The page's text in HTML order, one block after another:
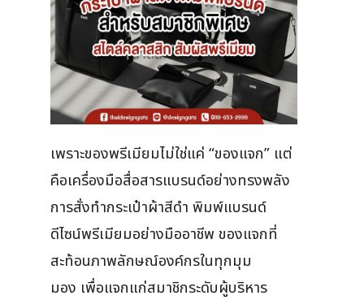
เพราะของพรีเมียมไม่ใช่แค่ “ของแจก” แต่
คือเครื่องมือสื่อสารแบรนด์อย่างทรงพลัง
การสั่งทำกระเป๋าผ้าสีดำ พิมพ์แบรนด์
ดีไซน์พรีเมียมอย่างมืออาชีพ ของแจกที่
สะท้อนภาพลักษณ์องค์กรในทุกมุม
มอง เพื่อแจกแก่สมาชิกระดับผู้บริหาร